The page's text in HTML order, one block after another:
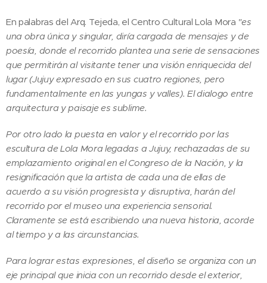
En palabras del Arq. Tejeda, el Centro Cultural Lola Mora "es
una obra única y singular, diría cargada de mensajes y de
poesía, donde el recorrido plantea una serie de sensaciones
que permitirán al visitante tener una visión enriquecida del
lugar (Jujuy expresado en sus cuatro regiones, pero
fundamentalmente en las yungas y valles). El dialogo entre
arquitectura y paisaje es sublime.
Por otro lado la puesta en valor y el recorrido por las
escultura de Lola Mora legadas a Jujuy, rechazadas de su
emplazamiento original en el Congreso de la Nación, y la
resignificación que la artista de cada una de ellas de
acuerdo a su visión progresista y disruptiva, harán del
recorrido por el museo una experiencia sensorial.
Claramente se está escribiendo una nueva historia, acorde
al tiempo y a las circunstancias.
Para lograr estas expresiones, el diseño se organiza con un
eje principal que inicia con un recorrido desde el exterior,